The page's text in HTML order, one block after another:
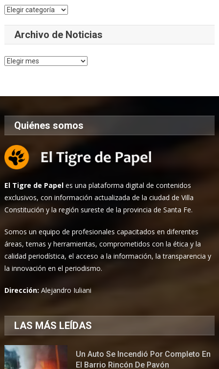
Categorías
Archivo de Noticias
Archivo
Quiénes somos
El Tigre de Papel es una plataforma digital de contenidos
exclusivos, con información actualizada de la ciudad de Villa
Constitución y la región sureste de la provincia de Santa Fe.
Somos un equipo de profesionales capacitados en diferentes
áreas, temas y herramientas, comprometidos con la ética y la
calidad periodística, el acceso a la información, la transparencia y
la innovación en el periodismo.
Dirección:Alejandro Iuliani
LAS MÁS LEÍDAS
Un Auto Se Incendió Por Completo En
El Barrio Rincón De Pavón